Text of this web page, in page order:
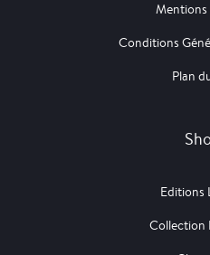
Mentions
Conditions
Plan
Editions
Collection